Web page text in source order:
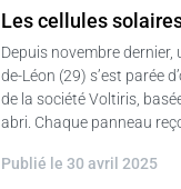
Les cellules
Depuis novembre
de-Léon (29) s’est parée
de la société Voltiris,
abri. Chaque panneau
Publié le 30 avril 2025